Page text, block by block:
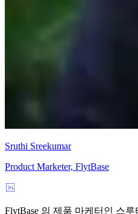
Sruthi Sreekumar
Product Marketer, FlytBase
FlytBase 의 제품 마케터인 스